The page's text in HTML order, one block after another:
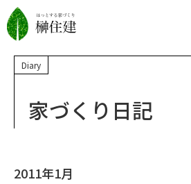
Diary
家づくり日記
2011年1月